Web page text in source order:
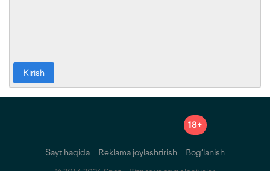
Kirish
18+
Sayt haqida Reklama joylashtirish Bog‘lanish